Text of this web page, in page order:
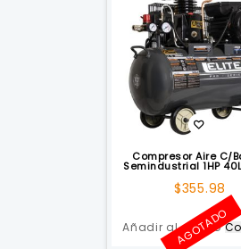
Compresor Aire C/
Semindustrial 1HP
$355.98
Añadir al carrito
AGOTADO